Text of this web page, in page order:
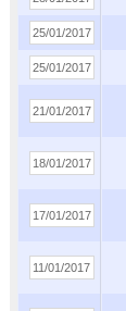
25/01/2017
25/01/2017
21/01/2017
18/01/2017
17/01/2017
11/01/2017